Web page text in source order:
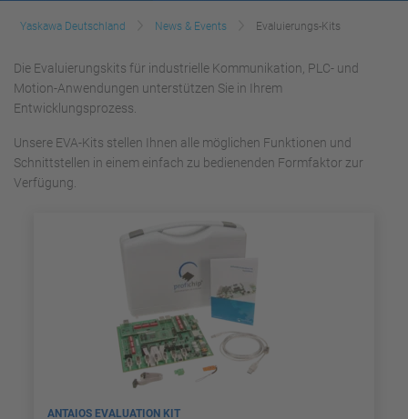
Yaskawa Deutschland News & Events Evaluierungs-Kits
Die Evaluierungskits für industrielle Kommunikation, PLC- und
Motion-Anwendungen unterstützen Sie in Ihrem
Entwicklungsprozess.
Unsere EVA-Kits stellen Ihnen alle möglichen Funktionen und
Schnittstellen in einem einfach zu bedienenden Formfaktor zur
Verfügung.
ANTAIOS EVALUATION KIT